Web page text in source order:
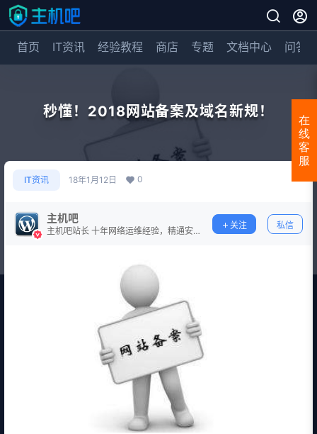
首页 IT资讯 经验教程 商店 专题 文档中心 问答
秒懂！2018网站备案及域名新规！
IT资讯 18年1月12日 0
主机吧
主机吧站长 十年网络运维经验，精通安
关注 私信
在
线
客
服